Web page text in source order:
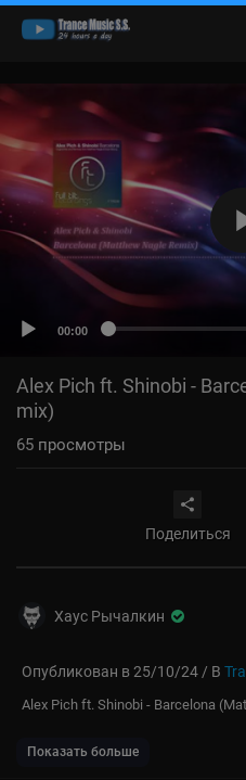
00:00
Alex Pich ft. Shinobi -
mix)
65 просмотры
Поделиться
Хаус Рычалкин
Опубликован в 25/10/24 / В
⁣Alex Pich ft. Shinobi - Barcelona
Показать больше